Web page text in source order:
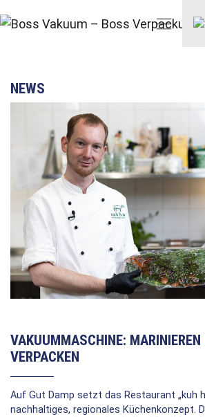
NEWS
VAKUUMMASCHINE: MARINIEREN
VERPACKEN
Auf Gut Damp setzt das Restaurant „kuh
nachhaltiges, regionales Küchenkonzept.